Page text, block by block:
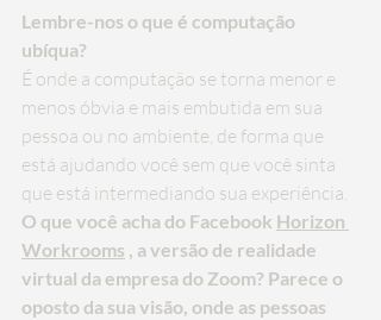
Lembre-nos o que é computação
ubíqua?
É onde a computação se torna menor e
menos óbvia e mais embutida em sua
pessoa ou no ambiente, de forma que
está ajudando você sem que você sinta
que está intermediando sua experiência.
O que você acha do Facebook Horizon
Workrooms , a versão de realidade
virtual da empresa do Zoom? Parece o
oposto da sua visão, onde as pessoas